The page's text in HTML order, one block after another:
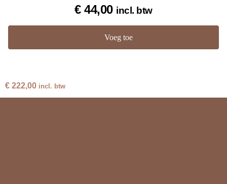
4.60
uit 5
€44,00 incl. btw
Voeg toe
€ 222,00 incl. btw